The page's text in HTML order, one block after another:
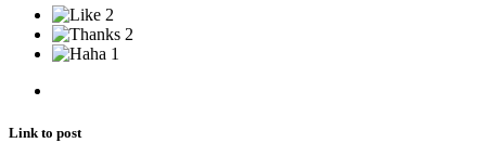
2
2
1
Link to post